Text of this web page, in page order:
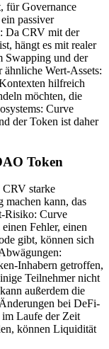
für Governance
passiver
Da CRV mit der
hängt es mit realer
Swapping und der
Wert-Assets:
hilfreich
möchten, die
Curve
der Token ist daher
Token
starke
machen kann, das
Risiko: Curve
Fehler, einen
gibt, können sich
Inhabern getroffen,
Teilnehmer nicht
außerdem die
bei DeFi-
Laufe der Zeit
können Liquidität